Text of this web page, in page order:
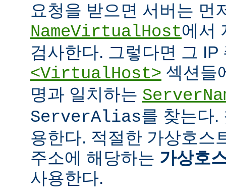
요청을 받으면 서버는 먼
NameVirtualHost에서
검사한다. 그렇다면 그 IP
<VirtualHost> 섹션들
명과 일치하는
ServerAlias를 찾는다.
용한다. 적절한 가상호스
주소에 해당하는 가상호
사용한다.